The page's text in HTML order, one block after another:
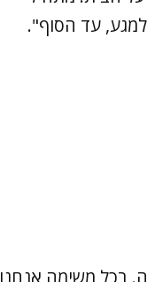
למגע, עד הסוף".
בכל משימה אנחנו